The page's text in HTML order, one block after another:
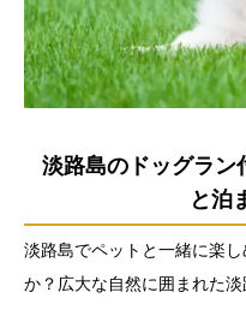
淡路島のドッグラン
と泊
淡路島でペットと一緒に楽
か？広大な自然に囲まれた淡